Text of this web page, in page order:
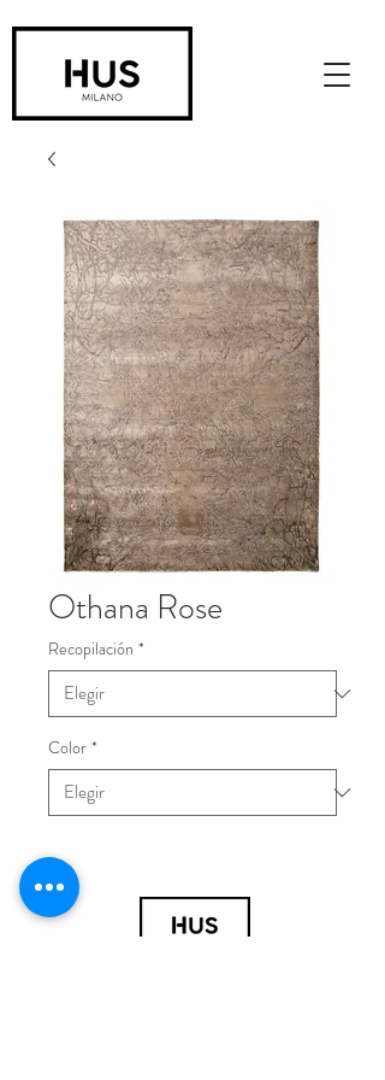
Othana Rose
Recopilación *
Color *